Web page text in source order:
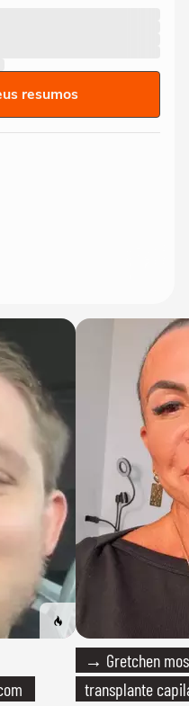
resumos
→ Gretchen
transplante